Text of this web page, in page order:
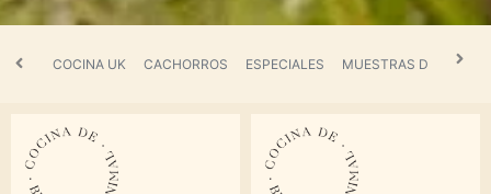
COCINA UK CACHORROS ESPECIALES MUESTRAS DE